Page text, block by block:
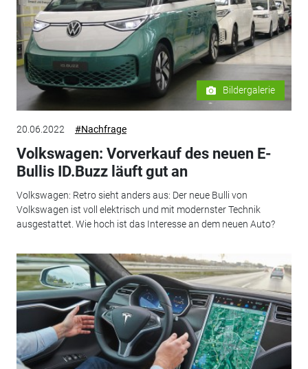
Bildergalerie
20.06.2022 #Nachfrage
Volkswagen: Vorverkauf des neuen E-
Bullis ID.Buzz läuft gut an
Volkswagen: Retro sieht anders aus: Der neue Bulli von
Volkswagen ist voll elektrisch und mit modernster Technik
ausgestattet. Wie hoch ist das Interesse an dem neuen Auto?